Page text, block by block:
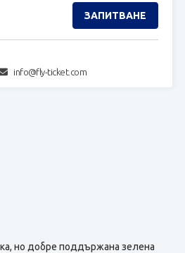
info@fly-ticket.com
ЗАПИТВАНЕ
но добре поддържана зелена